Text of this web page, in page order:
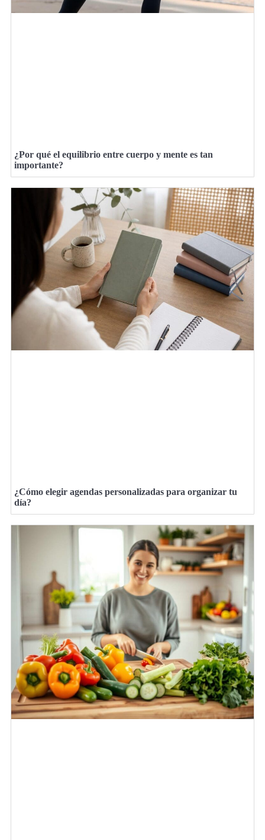
¿Por qué el equilibrio entre cuerpo y mente es tan
importante?
¿Cómo elegir agendas personalizadas para organizar tu
día?